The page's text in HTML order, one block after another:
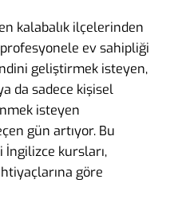
kalabalık ilçelerinden
profesyonele ev sahipliği
geliştirmek isteyen,
da sadece kişisel
isteyen
gün artıyor. Bu
İngilizce kursları,
göre